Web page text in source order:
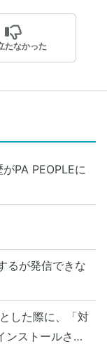
たなかった
PA PEOPLEに
るが発信できな
した際に、「対
ンストールされ